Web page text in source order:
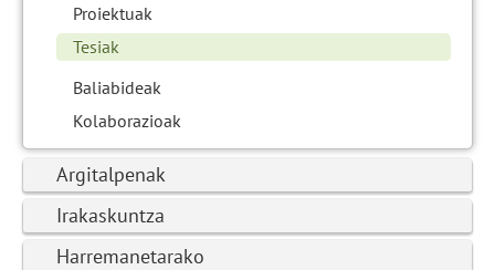
Proiektuak
Tesiak
Baliabideak
Kolaborazioak
Argitalpenak
Irakaskuntza
Harremanetarako